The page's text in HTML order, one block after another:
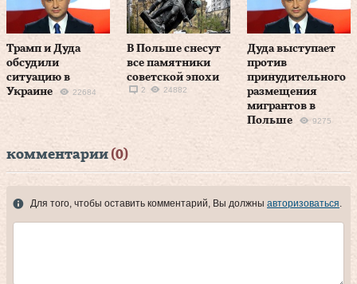
Трамп и Дуда
обсудили
ситуацию в
Украине
22684
В Польше снесут
все памятники
советской эпохи
2 24882
Дуда выступает
против
принудительного
размещения
мигрантов в
Польше
9275
комментарии (0)
Для того, чтобы оставить комментарий, Вы должны авторизоваться.